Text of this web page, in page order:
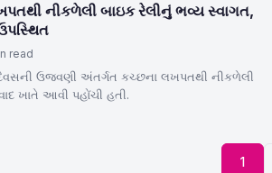
નીકળેલી બાઇક રેલીનું ભવ્ય સ્વાગત,
read
ઉજવણી અંતર્ગત કચ્છના લખપતથી નીકળેલી
ખાતે આવી પહોંચી હતી.
1